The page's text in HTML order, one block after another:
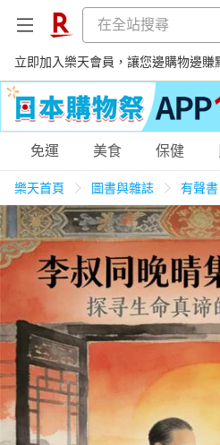
立即加入樂天會員，讓您邊購物邊賺
購物網分類
天天免運 美食蛋糕
居家生活 3C家電
女裝 男裝
免運 美食 保健
樂天首頁 圖書與雜誌 有聲書